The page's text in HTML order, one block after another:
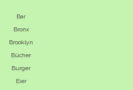
Bar
Bronx
Brooklyn
Bücher
Burger
Eier